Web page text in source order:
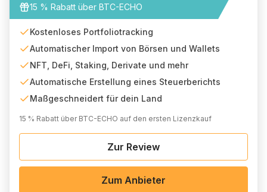
15 % Rabatt über BTC-ECHO
Kostenloses Portfoliotracking
Automatischer Import von Börsen und Wallets
NFT, DeFi, Staking, Derivate und mehr
Automatische Erstellung eines Steuerberichts
Maßgeschneidert für dein Land
15 % Rabatt über BTC-ECHO auf den ersten Lizenzkauf
Zur Review
Zum Anbieter